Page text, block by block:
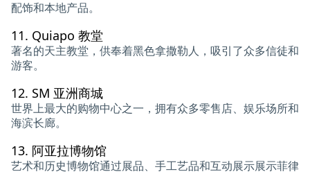
配饰和本地产品。
11. Quiapo 教堂
著名的天主教堂，供奉着黑色拿撒勒人，吸引了众多信徒和
游客。
12. SM 亚洲商城
世界上最大的购物中心之一，拥有众多零售店、娱乐场所和
海滨长廊。
13. 阿亚拉博物馆
艺术和历史博物馆通过展品、手工艺品和互动展示展示菲律